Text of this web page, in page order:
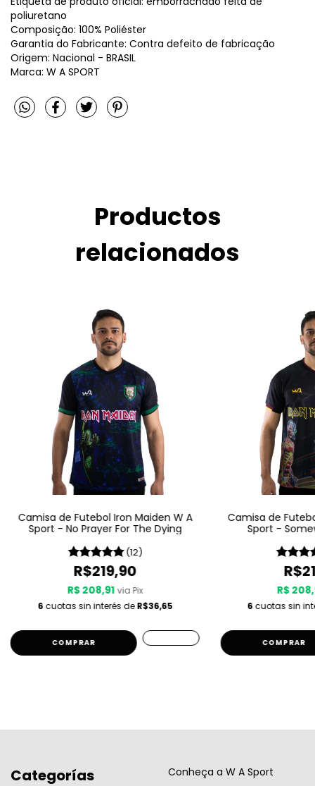
poliuretano
Composição: 100% Poliéster
Garantia do Fabricante: Contra defeito de fabricação
Origem: Nacional - BRASIL
Marca: W A SPORT
Productos
relacionados
Camisa de Futebol Iron Maiden W A
Sport - No Prayer For The Dying
(12)
R$219,90
R$ 208,91 via Pix
6 cuotas sin interés deR$36,65
COMPRAR
Camisa de
Sport -
R$
6 cuotas sin
COMPRAR
Categorías Conheça a W A Sport